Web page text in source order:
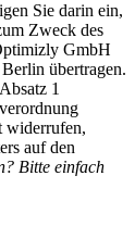
Sie darin ein,
Zweck des
GmbH
übertragen.
1
widerrufen,
auf den
Bitte einfach